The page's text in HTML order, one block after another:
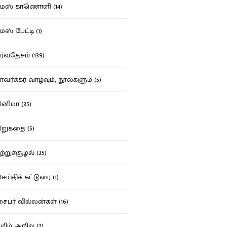
காணொளி (14)
பேட்டி (1)
(139)
வாழ்வும், நூல்களும் (5)
(35)
(5)
(35)
கட்டுரை (1)
வில்லன்கள் (16)